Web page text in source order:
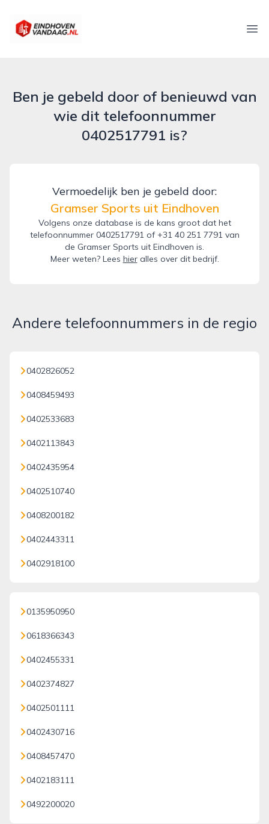
eindhovenvandaag.nl
Ben je gebeld door of benieuwd van
wie dit telefoonnummer
0402517791 is?
Vermoedelijk ben je gebeld door:
Gramser Sports uit Eindhoven
Volgens onze database is de kans groot dat het
telefoonnummer 0402517791 of +31 40 251 7791 van
de Gramser Sports uit Eindhoven is.
Meer weten? Lees hieralles over dit bedrijf.
Andere telefoonnummers in de regio
0402826052
0408459493
0402533683
0402113843
0402435954
0402510740
0408200182
0402443311
0402918100
0135950950
0618366343
0402455331
0402374827
0402501111
0402430716
0408457470
0402183111
0492200020